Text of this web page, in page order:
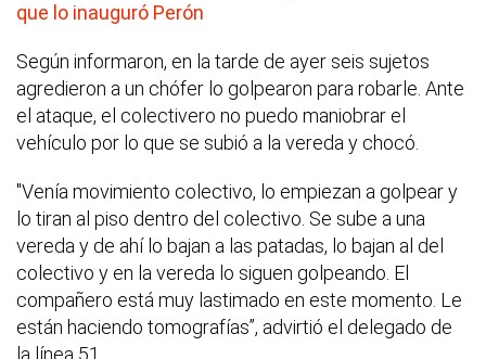
que lo inauguró Perón
Según informaron, en la tarde de ayer seis sujetos
agredieron a un chófer lo golpearon para robarle. Ante
el ataque, el colectivero no puedo maniobrar el
vehículo por lo que se subió a la vereda y chocó.
"Venía movimiento colectivo, lo empiezan a golpear y
lo tiran al piso dentro del colectivo. Se sube a una
vereda y de ahí lo bajan a las patadas, lo bajan al del
colectivo y en la vereda lo siguen golpeando. El
compañero está muy lastimado en este momento. Le
están haciendo tomografías”, advirtió el delegado de
la línea 51.